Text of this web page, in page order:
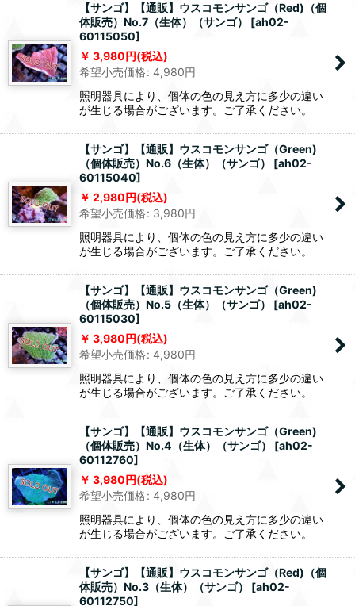
【サンゴ】【通販】ウスコモンサンゴ（Red)（個
体販売）No.7（生体）（サンゴ）
[ah02-
60115050]
3,980円(税込)
希望小売価格: 4,980円
照明器具により、個体の色の見え方に多少の違い
が生じる場合がございます。ご了承ください。
【サンゴ】【通販】ウスコモンサンゴ（Green)
（個体販売）No.6（生体）（サンゴ）
[ah02-
60115040]
2,980円(税込)
希望小売価格: 3,980円
照明器具により、個体の色の見え方に多少の違い
が生じる場合がございます。ご了承ください。
【サンゴ】【通販】ウスコモンサンゴ（Green)
（個体販売）No.5（生体）（サンゴ）
[ah02-
60115030]
3,980円(税込)
希望小売価格: 4,980円
照明器具により、個体の色の見え方に多少の違い
が生じる場合がございます。ご了承ください。
【サンゴ】【通販】ウスコモンサンゴ（Green)
（個体販売）No.4（生体）（サンゴ）
[ah02-
60112760]
3,980円(税込)
希望小売価格: 4,980円
照明器具により、個体の色の見え方に多少の違い
が生じる場合がございます。ご了承ください。
【サンゴ】【通販】ウスコモンサンゴ（Red)（個
体販売）No.3（生体）（サンゴ）
[ah02-
60112750]